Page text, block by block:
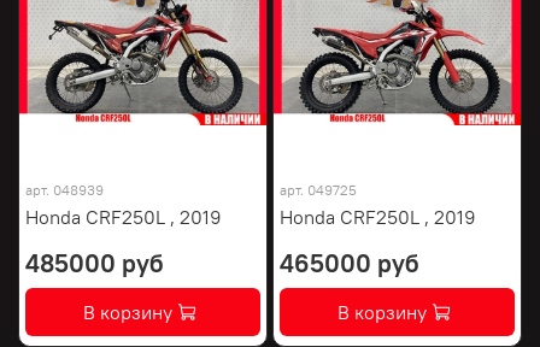
арт. 048939
Honda CRF250L , 2019
485000 руб
В корзину
арт. 049725
Honda CRF250L , 2019
465000 руб
В корзину